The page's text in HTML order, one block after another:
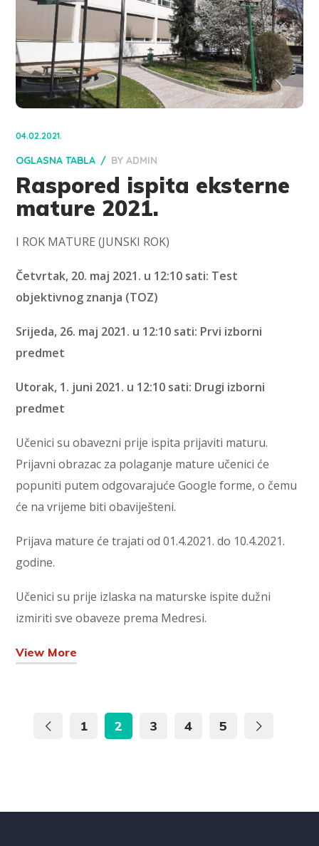
04.02.2021.
OGLASNA TABLA BYADMIN
Raspored ispita eksterne
mature 2021.
I ROK MATURE (JUNSKI ROK)
Četvrtak, 20. maj 2021. u 12:10 sati: Test
objektivnog znanja (TOZ)
Srijeda, 26. maj 2021. u 12:10 sati: Prvi izborni
predmet
Utorak, 1. juni 2021. u 12:10 sati: Drugi izborni
predmet
Učenici su obavezni prije ispita prijaviti maturu.
Prijavni obrazac za polaganje mature učenici će
popuniti putem odgovarajuće Google forme, o čemu
će na vrijeme biti obaviješteni.
Prijava mature će trajati od 01.4.2021. do 10.4.2021.
godine.
Učenici su prije izlaska na maturske ispite dužni
izmiriti sve obaveze prema Medresi.
View More
1 2 3 4 5